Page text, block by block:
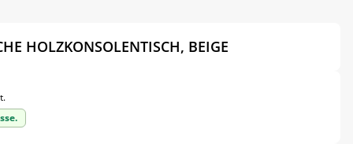
HOLZKONSOLENTISCH, BEIGE